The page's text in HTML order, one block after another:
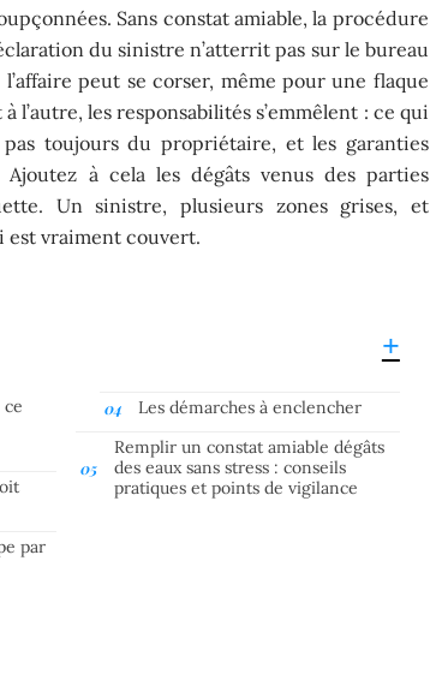
Sans constat amiable, la procédure
du sinistre n’atterrit pas sur le bureau
peut se corser, même pour une flaque
l’autre, les responsabilités s’emmêlent : ce qui
toujours du propriétaire, et les garanties
Ajoutez à cela les dégâts venus des parties
Un sinistre, plusieurs zones grises, et
est vraiment couvert.
par
Les démarches à enclencher
Remplir un constat amiable dégâts
des eaux sans stress : conseils
pratiques et points de vigilance